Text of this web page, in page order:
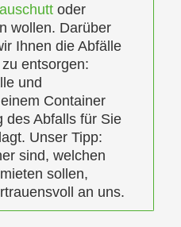
oder
wollen. Darüber
Ihnen die Abfälle
entsorgen:
und
Container
des Abfalls für Sie
Unser Tipp:
sind, welchen
sollen,
an uns.